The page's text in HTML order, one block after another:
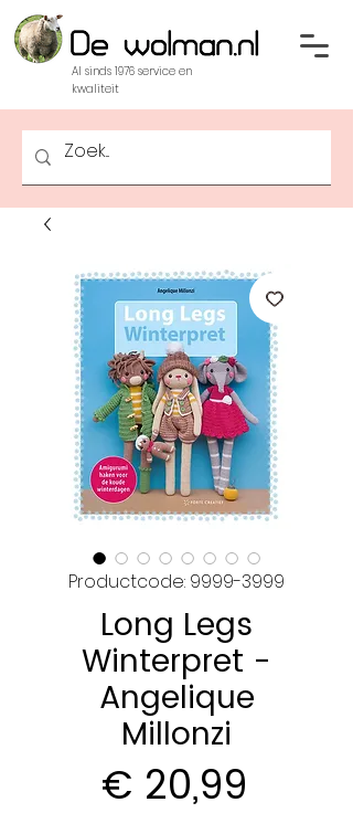
Al sinds 1976 service en
kwaliteit
Productcode: 9999-3999
Long Legs
Winterpret -
Angelique
Millonzi
€ 20,99